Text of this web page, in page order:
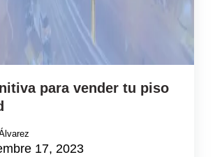
para vender tu piso
17, 2023